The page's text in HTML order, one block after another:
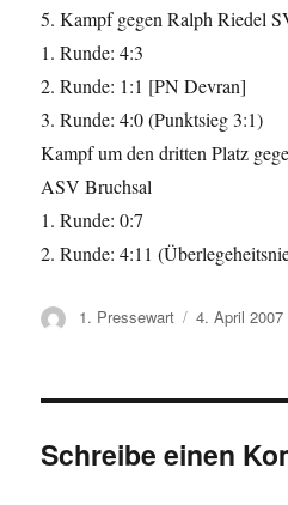
5. Kampf gegen Ralph Riedel
1. Runde: 4:3
2. Runde: 1:1 [PN Devran]
3. Runde: 4:0 (Punktsieg 3:1)
Kampf um den dritten Platz
ASV Bruchsal
1. Runde: 0:7
2. Runde: 4:11
Autor
1. Pressewart
Veröffentlicht
4. April 2007
Schreibe einen